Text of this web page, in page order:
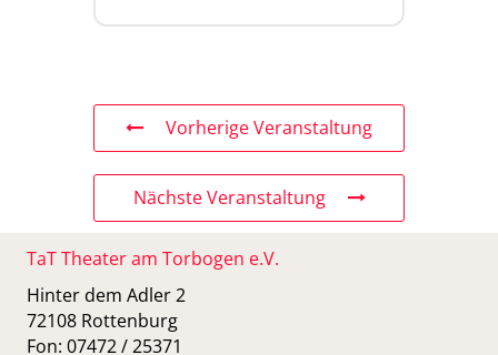
Vorherige Veranstaltung
Nächste Veranstaltung
TaT Theater am Torbogen e.V.
Hinter dem Adler 2
72108 Rottenburg
Fon: 07472 / 25371